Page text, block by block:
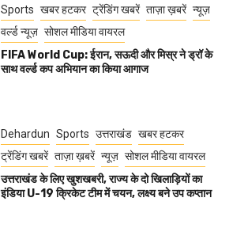
Sports खबर हटकर ट्रेंडिंग खबरें ताज़ा ख़बरें न्यूज़
वर्ल्ड न्यूज़ सोशल मीडिया वायरल
FIFA World Cup: ईरान, सऊदी और मिस्र ने ड्रॉ के
साथ वर्ल्ड कप अभियान का किया आगाज
Dehardun Sports उत्तराखंड खबर हटकर
ट्रेंडिंग खबरें ताज़ा ख़बरें न्यूज़ सोशल मीडिया वायरल
उत्तराखंड के लिए खुशखबरी, राज्य के दो खिलाड़ियों का
इंडिया U-19 क्रिकेट टीम में चयन, लक्ष्य बने उप कप्तान